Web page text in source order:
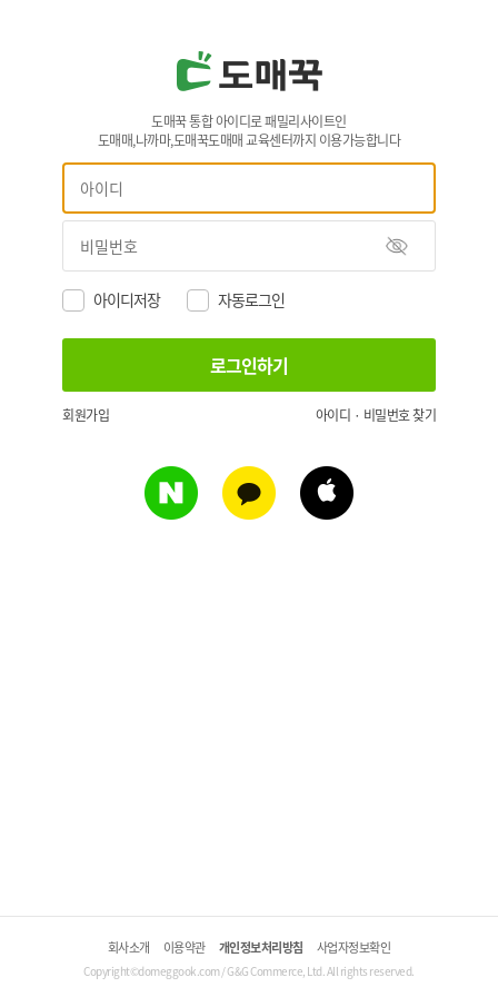
도매꾹 통합 아이디로 패밀리사이트인
도매매,나까마,도매꾹도매매 교육센터까지 이용가능합니다
아이디저장 자동로그인
회원가입 아이디 · 비밀번호 찾기
회사소개 이용약관 개인정보처리방침 사업자정보확인
Copyright©domeggook.com / G&G Commerce, Ltd. All rights reserved.